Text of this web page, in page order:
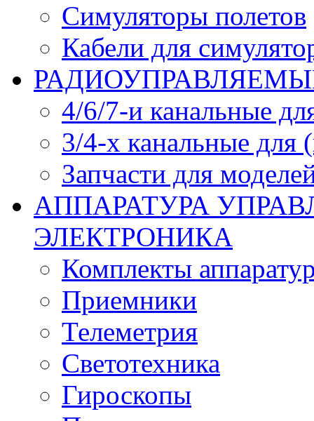
Симуляторы полетов
Кабели для
4/6/7-и канальные
3/4-х канальные
Запчасти для
АППАРАТУРА
ЭЛЕКТРОНИКА
Комплекты
Приемники
Телеметрия
Светотехника
Гироскопы